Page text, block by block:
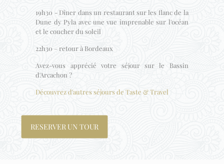
19h30 - Dîner dans un restaurant sur les flanc de la
Dune dy Pyla avec une vue imprenable sur l'océan
et le coucher du soleil
22h30 – retour à Bordeaux
Avez-vous apprécié votre séjour sur le Bassin
d'Arcachon ?
Découvrez d'autres séjours de Taste & Travel
RESERVER UN TOUR